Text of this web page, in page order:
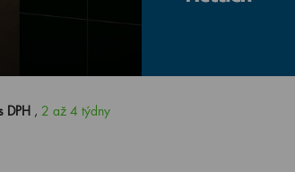
DPH , 2 až 4 týdny